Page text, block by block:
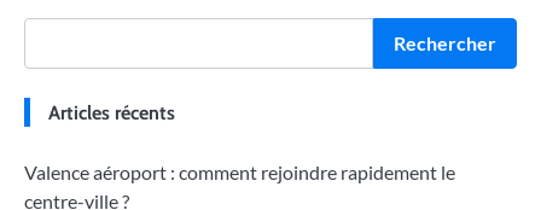
Rechercher
Articles récents
Valence aéroport : comment rejoindre rapidement le
centre-ville ?